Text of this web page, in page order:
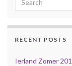
RECENT POSTS
Ierland Zomer